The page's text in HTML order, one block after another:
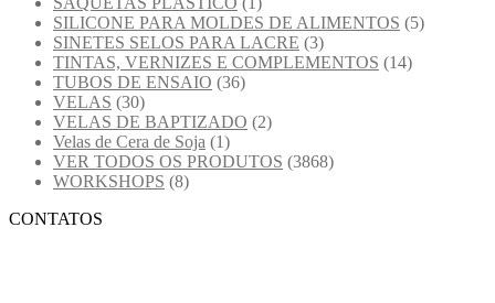
SILICONE PARA MOLDES DE ALIMENTOS (5)
SINETES SELOS PARA LACRE (3)
TINTAS, VERNIZES E COMPLEMENTOS (14)
TUBOS DE ENSAIO (36)
VELAS (30)
VELAS DE BAPTIZADO (2)
Velas de Cera de Soja (1)
VER TODOS OS PRODUTOS (3868)
WORKSHOPS (8)
CONTATOS